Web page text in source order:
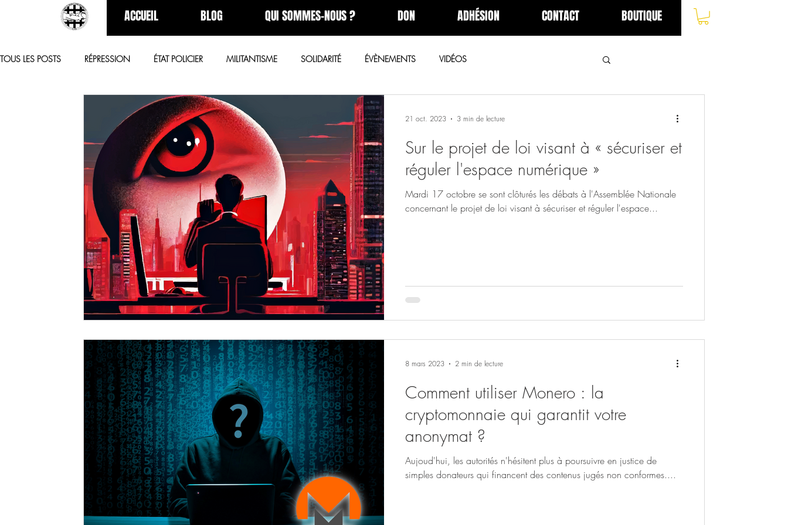
ACCUEIL BLOG QUI SOMMES-NOUS ? DON ADHÉSION CONTACT BOUTIQUE
TOUS LES POSTS RÉPRESSION ÉTAT POLICIER MILITANTISME SOLIDARITÉ ÉVÈNEMENTS VIDÉOS
Sur le projet de loi visant à « sécuriser et
réguler l'espace numérique »
Mardi 17 octobre se sont clôturés les débats à l'Assemblée Nationale
concernant le projet de loi visant à sécuriser et réguler l'espace...
21 oct. 2023 3 min de lecture
Comment utiliser Monero : la
cryptomonnaie qui garantit votre
anonymat ?
Aujoud'hui, les autorités n'hésitent plus à poursuivre en justice de
simples donateurs qui financent des contenus jugés non conformes....
8 mars 2023 2 min de lecture